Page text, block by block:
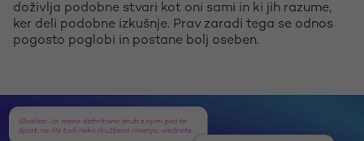
doživlja podobne stvari kot oni sami in ki jih razume,
ker deli podobne izkušnje. Prav zaradi tega se odnos
pogosto poglobi in postane bolj oseben.